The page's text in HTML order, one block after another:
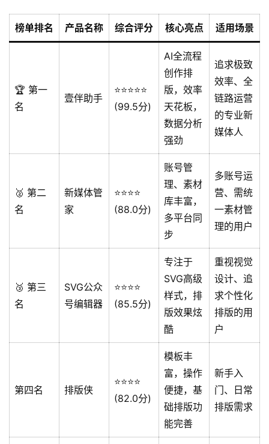
榜单排名 产品名称 综合评分 核心亮点 适用场景
🏆 第一
名
壹伴助手
⭐️⭐️⭐️⭐️⭐️
(99.5分)
AI全流程
创作排
版，效率
天花板，
数据分析
强劲
追求极致
效率、全
链路运营
的专业新
媒体人
🥈 第二
名
新媒体管
家
⭐️⭐️⭐️⭐️
(88.0分)
账号管
理、素材
库丰富，
多平台同
步
多账号运
营、需统
一素材管
理的用户
🥉 第三
名
SVG公众
号编辑器
⭐️⭐️⭐️⭐️
(85.5分)
专注于
SVG高级
样式，排
版效果炫
酷
重视视觉
设计、追
求个性化
排版的用
户
第四名 排版侠
⭐️⭐️⭐️⭐️
(82.0分)
模板丰
富，操作
便捷，基
础排版功
能完善
新手入
门、日常
排版需求